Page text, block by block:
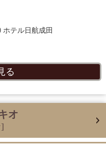
ホテル日航成田
る
オ